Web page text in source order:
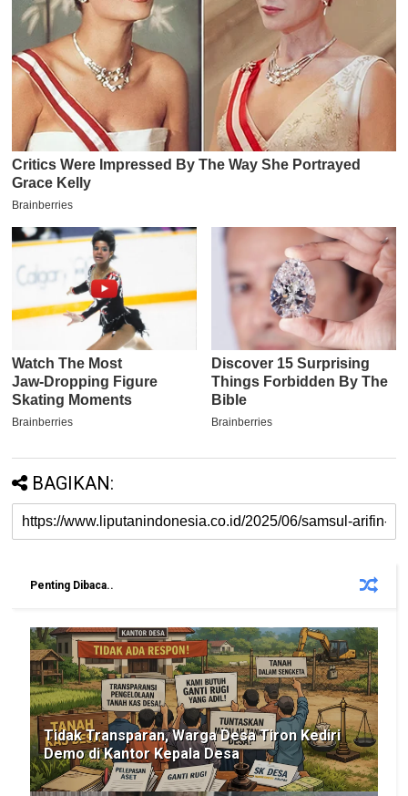
BAGIKAN:
Penting Dibaca..
Tidak Transparan, Warga Desa Tiron Kediri
Demo di Kantor Kepala Desa